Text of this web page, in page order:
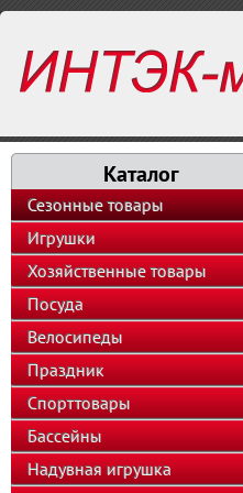
Каталог
Сезонные товары
Игрушки
Хозяйственные товары
Посуда
Велосипеды
Праздник
Спорттовары
Бассейны
Надувная игрушка